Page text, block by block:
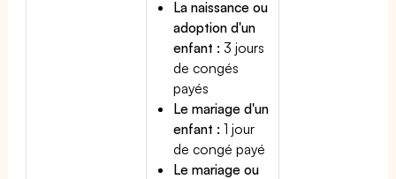
La naissance ou
adoption d'un
enfant : 3 jours
de congés
payés
Le mariage d'un
enfant : 1 jour
de congé payé
Le mariage ou